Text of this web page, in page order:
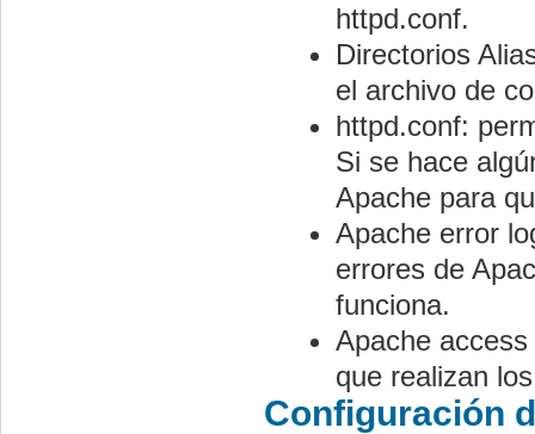
httpd.conf.
Directorios
el archivo de
httpd.conf:
Si se hace
Apache para
Apache error
errores de
funciona.
Apache
que realizan
Configuración